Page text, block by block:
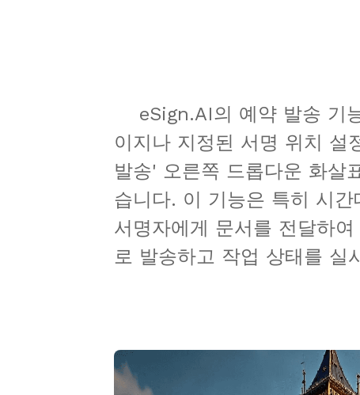
이지나 지정된 서명 위치 설
발송' 오른쪽 드롭다운 화살
습니다. 이 기능은 특히 시
서명자에게 문서를 전달하
로 발송하고 작업 상태를 실